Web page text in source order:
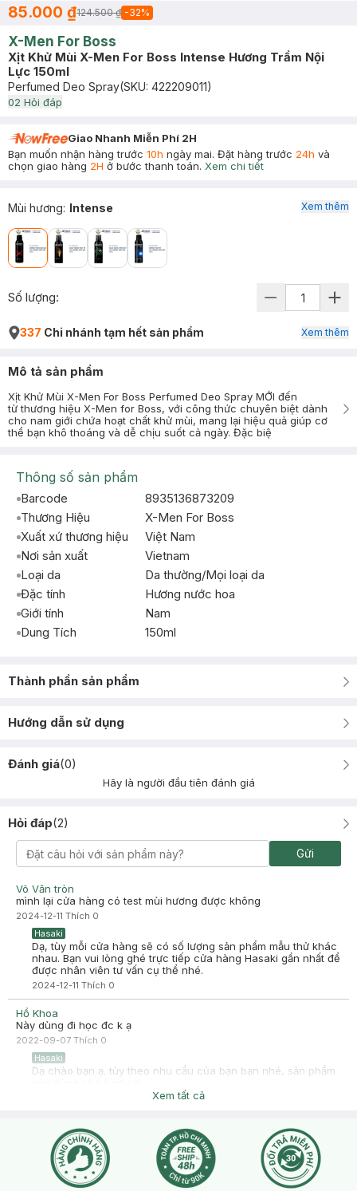
85.000 ₫124.500 ₫ -32%
X-Men For Boss
Xịt Khử Mùi X-Men For Boss Intense Hương Trầm Nội
Lực 150ml
Perfumed Deo Spray(SKU: 422209011)
02 Hỏi đáp
Giao Nhanh Miễn Phí 2H
Bạn muốn nhận hàng trước 10h ngày mai. Đặt hàng trước 24h và
chọn giao hàng 2H ở bước thanh toán. Xem chi tiết
Mùi hương: Intense Xem thêm
Số lượng:
337 Chi nhánh tạm hết sản phẩm Xem thêm
Mô tả sản phẩm
Xịt Khử Mùi X-Men For Boss Perfumed Deo Spray MỚI đến
từ thương hiệu X-Men for Boss, với công thức chuyên biệt dành
cho nam giới chứa hoạt chất khử mùi, mang lại hiệu quả giúp cơ
thể bạn khô thoáng và dễ chịu suốt cả ngày. Đặc biệ
Thông số sản phẩm
Barcode
8935136873209
Thương Hiệu
X-Men For Boss
Xuất xứ thương hiệu
Việt Nam
Nơi sản xuất
Vietnam
Loại da
Da thường/Mọi loại da
Đặc tính
Hương nước hoa
Giới tính
Nam
Dung Tích
150ml
Thành phần sản phẩm
Hướng dẫn sử dụng
Đánh giá(0)
Hãy là người đầu tiên đánh giá
Hỏi đáp(2)
Gửi
Võ Văn tròn
mình lại cửa hàng có test mùi hương được không
2024-12-11 Thích 0
Hasaki
Dạ, tùy mỗi cửa hàng sẽ có số lượng sản phẩm mẫu thử khác
nhau. Bạn vui lòng ghé trực tiếp cửa hàng Hasaki gần nhất để
được nhân viên tư vấn cụ thể nhé.
2024-12-11 Thích 0
Hồ Khoa
Này dùng đi học đc k ạ
2022-09-07 Thích 0
Hasaki
Dạ chào bạn ạ. tùy theo nhu cầu của bạn bạn nhé, sản phẩm
Xem tất cả